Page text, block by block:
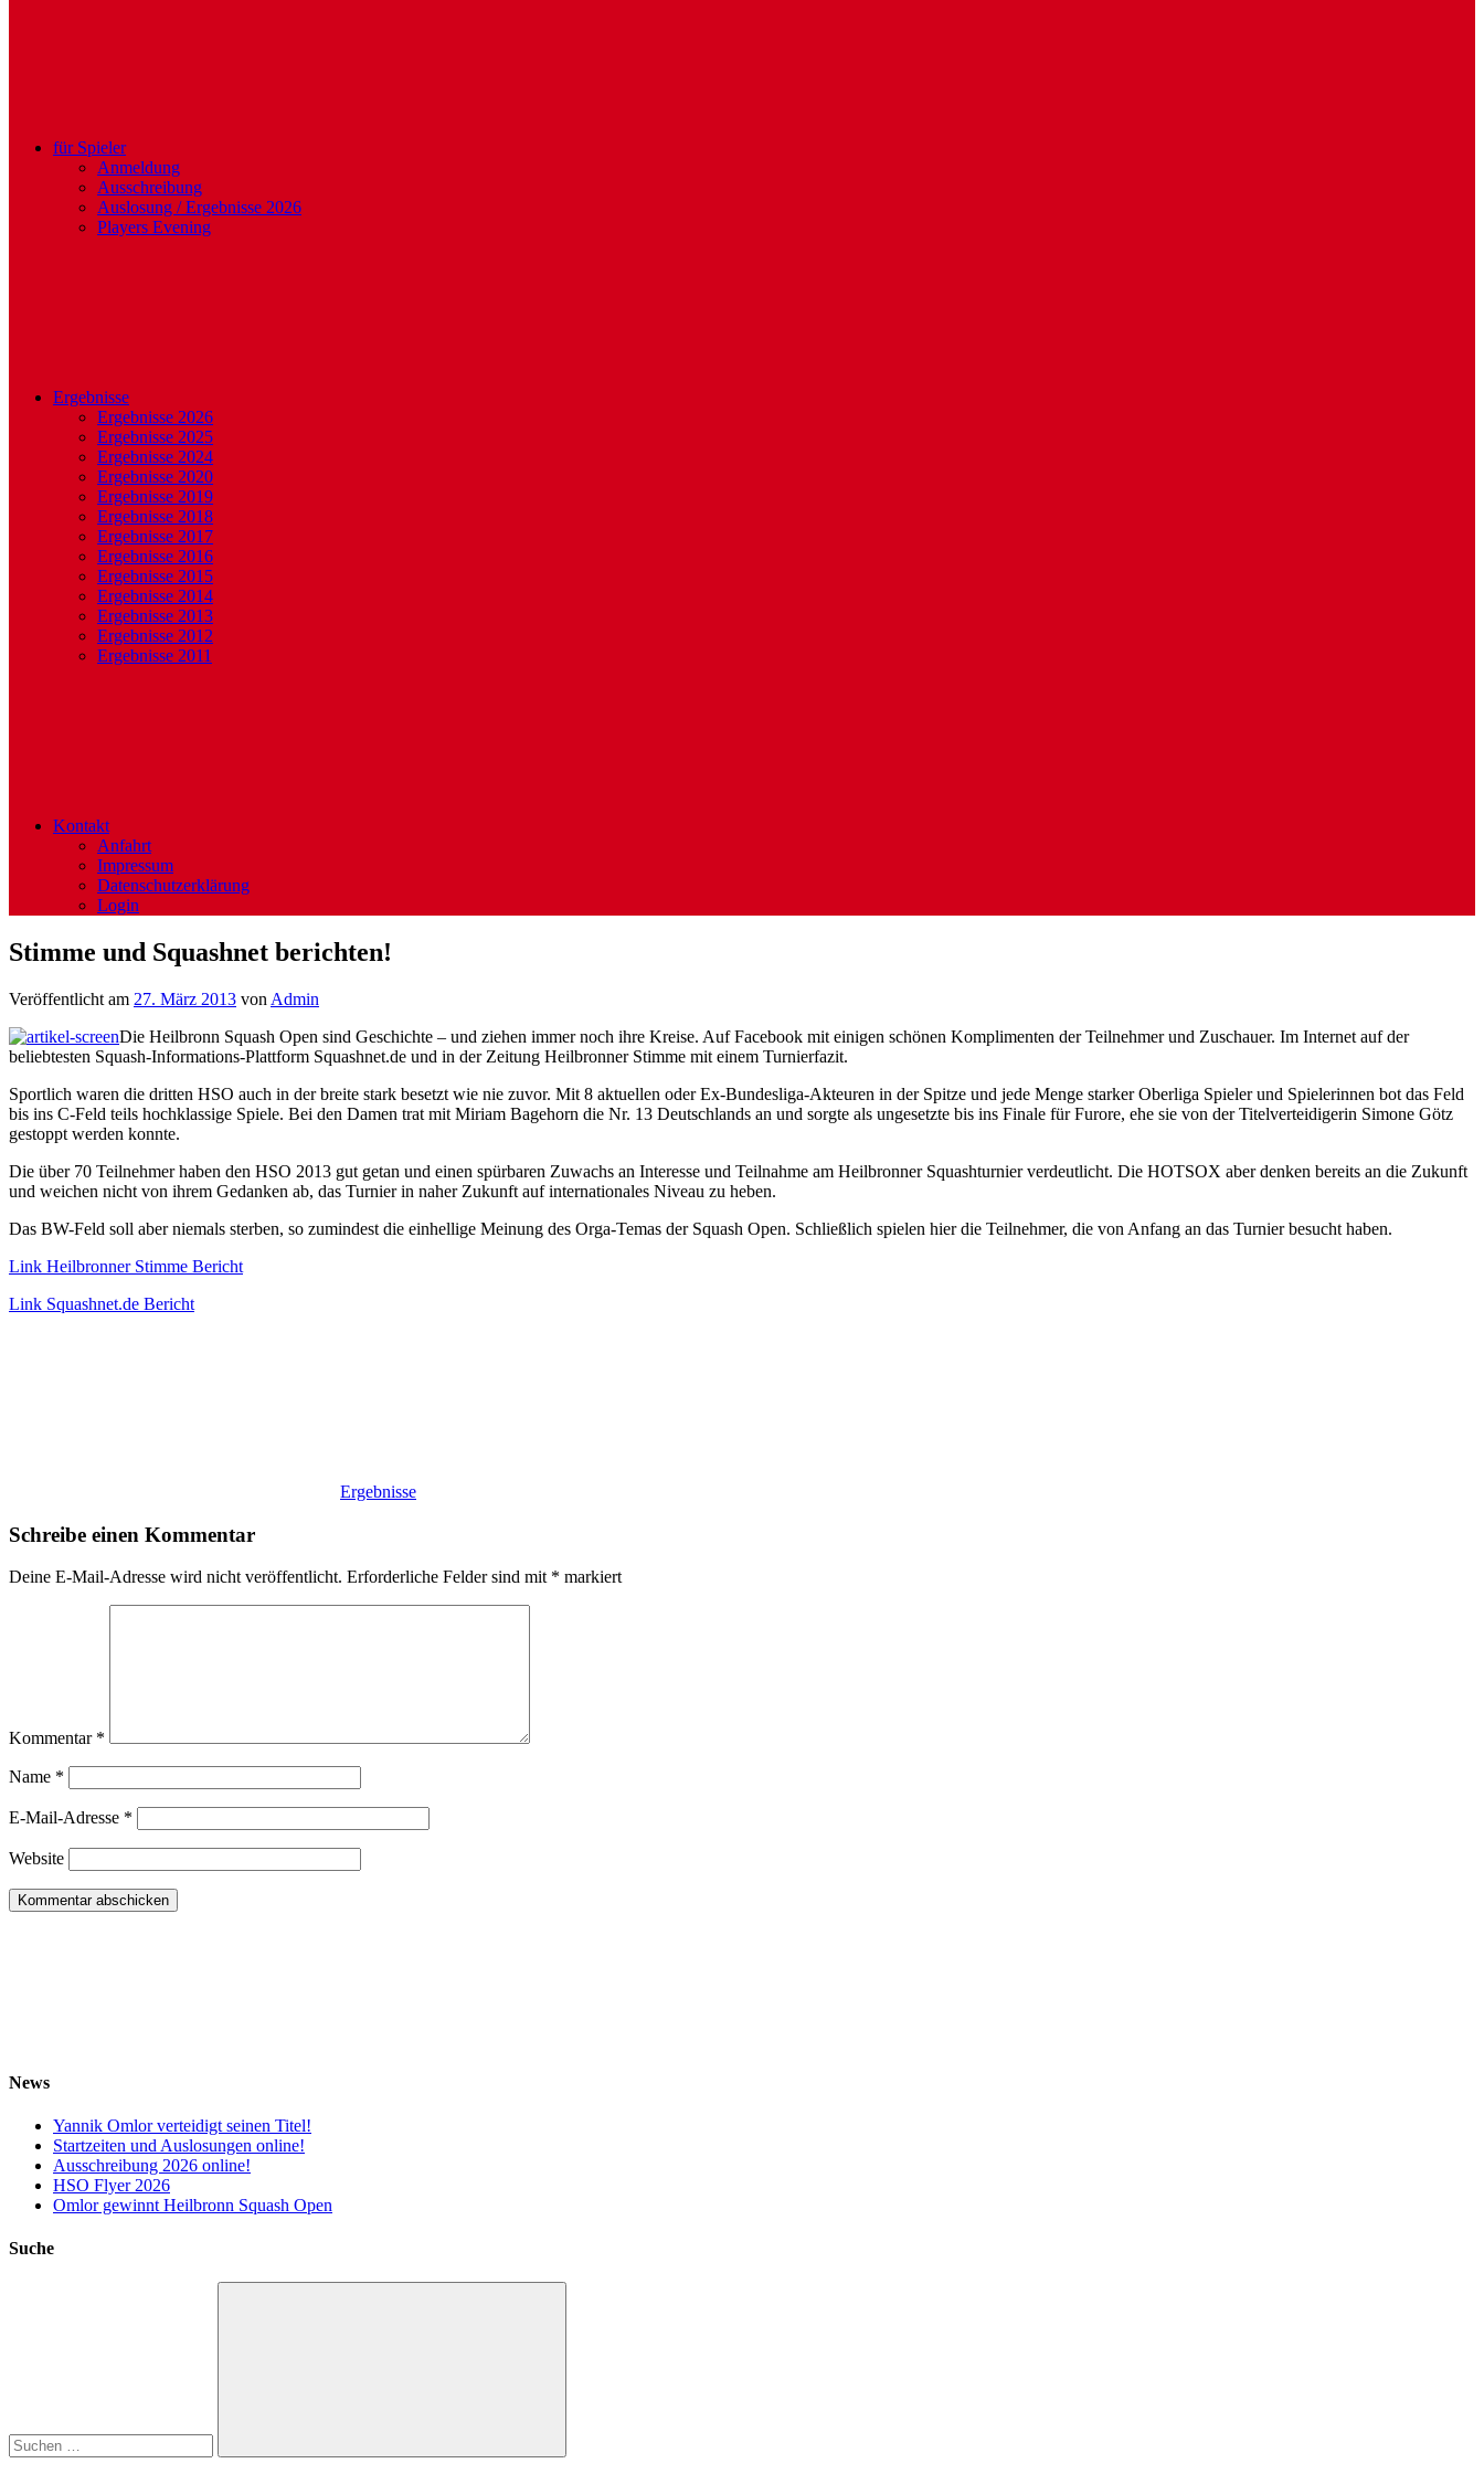
für Spieler
Anmeldung
Ausschreibung
Auslosung / Ergebnisse 2026
Players Evening
Ergebnisse
Ergebnisse 2026
Ergebnisse 2025
Ergebnisse 2024
Ergebnisse 2020
Ergebnisse 2019
Ergebnisse 2018
Ergebnisse 2017
Ergebnisse 2016
Ergebnisse 2015
Ergebnisse 2014
Ergebnisse 2013
Ergebnisse 2012
Ergebnisse 2011
Kontakt
Anfahrt
Impressum
Datenschutzerklärung
Login
Stimme und Squashnet berichten!
Veröffentlicht am 27. März 2013 von Admin
Die Heilbronn Squash Open sind Geschichte – und ziehen immer noch ihre Kreise. Auf Facebook mit einigen schönen Komplimenten der Teilnehmer und Zuschauer. Im Internet auf der
beliebtesten Squash-Informations-Plattform Squashnet.de und in der Zeitung Heilbronner Stimme mit einem Turnierfazit.
Sportlich waren die dritten HSO auch in der breite stark besetzt wie nie zuvor. Mit 8 aktuellen oder Ex-Bundesliga-Akteuren in der Spitze und jede Menge starker Oberliga Spieler und Spielerinnen bot das Feld
bis ins C-Feld teils hochklassige Spiele. Bei den Damen trat mit Miriam Bagehorn die Nr. 13 Deutschlands an und sorgte als ungesetzte bis ins Finale für Furore, ehe sie von der Titelverteidigerin Simone Götz
gestoppt werden konnte.
Die über 70 Teilnehmer haben den HSO 2013 gut getan und einen spürbaren Zuwachs an Interesse und Teilnahme am Heilbronner Squashturnier verdeutlicht. Die HOTSOX aber denken bereits an die Zukunft
und weichen nicht von ihrem Gedanken ab, das Turnier in naher Zukunft auf internationales Niveau zu heben.
Das BW-Feld soll aber niemals sterben, so zumindest die einhellige Meinung des Orga-Temas der Squash Open. Schließlich spielen hier die Teilnehmer, die von Anfang an das Turnier besucht haben.
Link Heilbronner Stimme Bericht
Link Squashnet.de Bericht
Ergebnisse
Schreibe einen Kommentar
Deine E-Mail-Adresse wird nicht veröffentlicht. Erforderliche Felder sind mit * markiert
Kommentar *
Name *
E-Mail-Adresse *
Website
News
Yannik Omlor verteidigt seinen Titel!
Startzeiten und Auslosungen online!
Ausschreibung 2026 online!
HSO Flyer 2026
Omlor gewinnt Heilbronn Squash Open
Suche
Suchen